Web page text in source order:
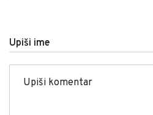
Upiši ime